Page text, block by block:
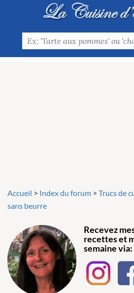
Accueil > Index du forum > Trucs de
sans beurre
Recevez
recettes et
semaine via: